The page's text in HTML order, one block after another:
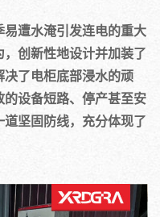
遭水淹引发连电的重大
创新性地设计并加装了
了电柜底部浸水的顽
设备短路、停产甚至安
坚固防线，充分体现了